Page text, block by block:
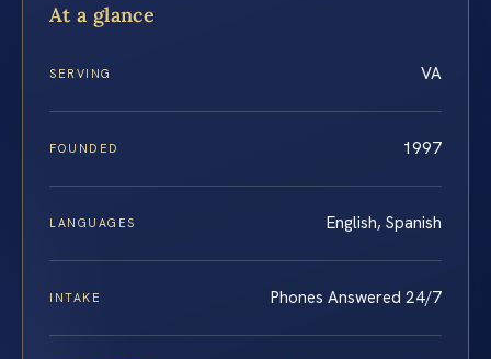
At a glance
SERVING VA
FOUNDED 1997
LANGUAGES English, Spanish
INTAKE Phones Answered 24/7